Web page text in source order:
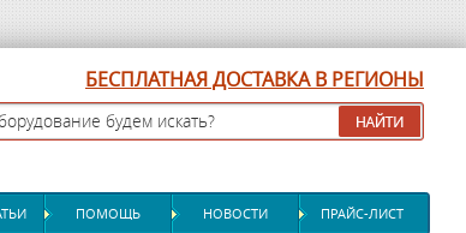
БЕСПЛАТНАЯ ДОСТАВКА В РЕГИОНЫ
ПОМОЩЬ НОВОСТИ ПРАЙС-ЛИСТ